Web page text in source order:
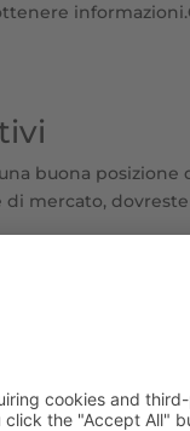
buona
mercato,
la massima
minimo.